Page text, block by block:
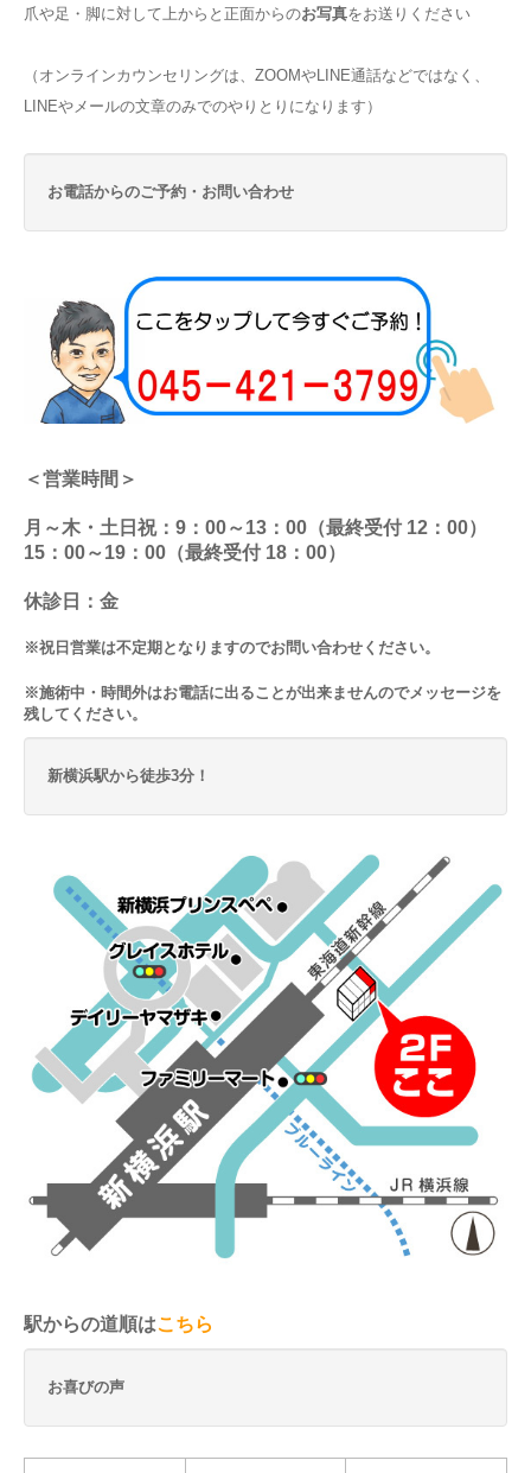
爪や足・脚に対して上からと正面からのお写真をお送りください
（オンラインカウンセリングは、ZOOMやLINE通話などではなく、
LINEやメールの文章のみでのやりとりになります）
お電話からのご予約・お問い合わせ
＜営業時間＞
月～木・土日祝：9：00～13：00（最終受付 12：00）
15：00～19：00（最終受付 18：00）
休診日：金
※祝日営業は不定期となりますのでお問い合わせください。
※施術中・時間外はお電話に出ることが出来ませんのでメッセージを
残してください。
新横浜駅から徒歩3分！
駅からの道順はこちら
お喜びの声